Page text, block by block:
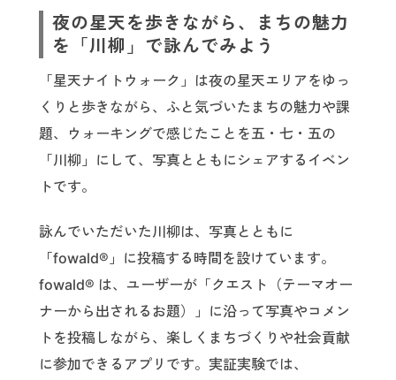
夜の星天を歩きながら、まちの魅力
を「川柳」で詠んでみよう
「星天ナイトウォーク」は夜の星天エリアをゆっ
くりと歩きながら、ふと気づいたまちの魅力や課
題、ウォーキングで感じたことを五・七・五の
「川柳」にして、写真とともにシェアするイベン
トです。
詠んでいただいた川柳は、写真とともに
「fowald®」に投稿する時間を設けています。
fowald® は、ユーザーが「クエスト（テーマオー
ナーから出されるお題）」に沿って写真やコメン
トを投稿しながら、楽しくまちづくりや社会貢献
に参加できるアプリです。実証実験では、